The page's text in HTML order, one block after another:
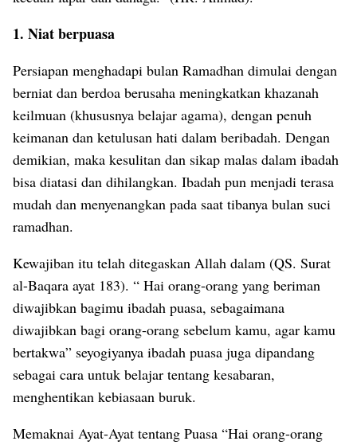
1. Niat berpuasa
Persiapan menghadapi bulan Ramadhan dimulai dengan
berniat dan berdoa berusaha meningkatkan khazanah
keilmuan (khususnya belajar agama), dengan penuh
keimanan dan ketulusan hati dalam beribadah. Dengan
demikian, maka kesulitan dan sikap malas dalam ibadah
bisa diatasi dan dihilangkan. Ibadah pun menjadi terasa
mudah dan menyenangkan pada saat tibanya bulan suci
ramadhan.
Kewajiban itu telah ditegaskan Allah dalam (QS. Surat
al-Baqara ayat 183). “ Hai orang-orang yang beriman
diwajibkan bagimu ibadah puasa, sebagaimana
diwajibkan bagi orang-orang sebelum kamu, agar kamu
bertakwa” seyogiyanya ibadah puasa juga dipandang
sebagai cara untuk belajar tentang kesabaran,
menghentikan kebiasaan buruk.
Memaknai Ayat-Ayat tentang Puasa “Hai orang-orang